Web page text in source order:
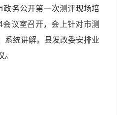
政务公开第一次测评现场培
议室召开，会上针对市测
系统讲解。县发改委安排业